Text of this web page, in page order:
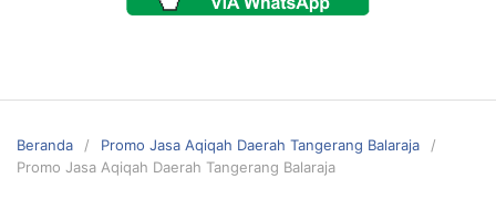
Beranda
Promo Jasa Aqiqah Daerah Tangerang Balaraja
Promo Jasa Aqiqah Daerah Tangerang Balaraja